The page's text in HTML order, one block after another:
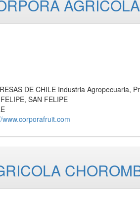
DE CHILE Industria Agropecuaria,
SAN FELIPE
www.corporafruit.com